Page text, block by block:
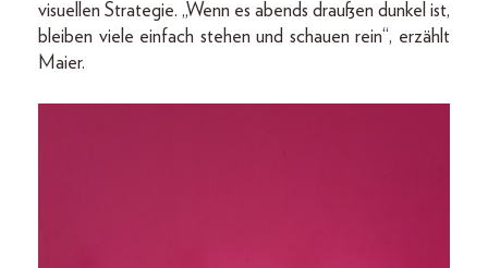
visuellen Strategie. „Wenn es abends draußen dunkel ist,
bleiben viele einfach stehen und schauen rein“, erzählt
Maier.